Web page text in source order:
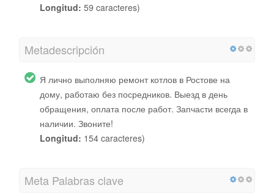
Longitud: 59 caracteres)
Metadescripción
Я лично выполняю ремонт котлов в Ростове на
дому, работаю без посредников. Выезд в день
обращения, оплата после работ. Запчасти всегда в
наличии. Звоните!
Longitud: 154 caracteres)
Meta Palabras clave